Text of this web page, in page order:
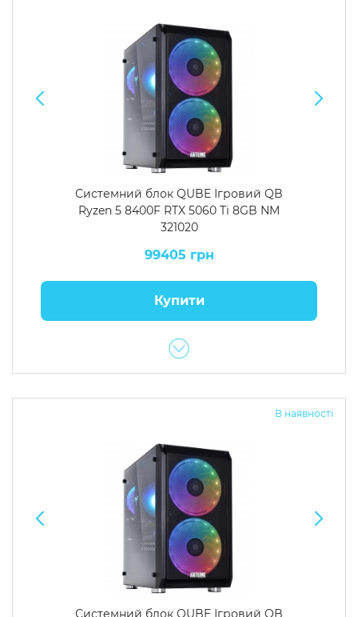
Системний блок QUBE Ігровий QB
Ryzen 5 8400F RTX 5060 Ti 8GB NM
321020
99405 грн
Купити
В наявності
Системний блок QUBE Ігровий QB